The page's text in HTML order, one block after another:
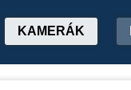
KAMERÁK